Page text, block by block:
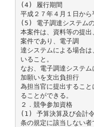
(4) 履行期間
平成２７年４月１日か
(5) 電子調達システム
本案件は、資料等の提
案件であり、電子調
達システムによる場合
いること。
なお、電子調達システ
加願いを支出負担行
為担当官に提出するこ
ることができる。
２．競争参加資格
(1) 予算決算及び会計令
条の規定に該当しない者